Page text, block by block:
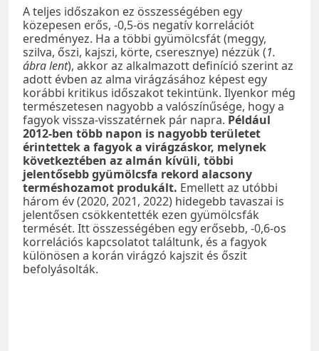
A teljes időszakon ez összességében egy
közepesen erős, -0,5-ös negatív korrelációt
eredményez. Ha a többi gyümölcsfát (meggy,
szilva, őszi, kajszi, körte, cseresznye) nézzük (1.
ábra lent), akkor az alkalmazott definíció szerint az
adott évben az alma virágzásához képest egy
korábbi kritikus időszakot tekintünk. Ilyenkor még
természetesen nagyobb a valószínűsége, hogy a
fagyok vissza-visszatérnek pár napra. Például
2012-ben több napon is nagyobb területet
érintettek a fagyok a virágzáskor, melynek
következtében az almán kívüli, többi
jelentősebb gyümölcsfa rekord alacsony
terméshozamot produkált. Emellett az utóbbi
három év (2020, 2021, 2022) hidegebb tavaszai is
jelentősen csökkentették ezen gyümölcsfák
termését. Itt összességében egy erősebb, -0,6-os
korrelációs kapcsolatot találtunk, és a fagyok
különösen a korán virágzó kajszit és őszit
befolyásolták.